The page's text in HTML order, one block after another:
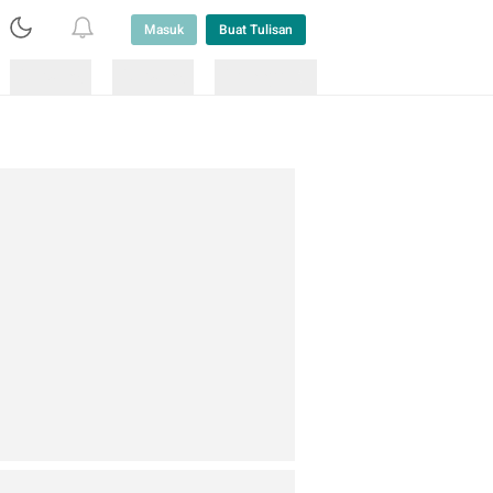
Masuk Buat Tulisan